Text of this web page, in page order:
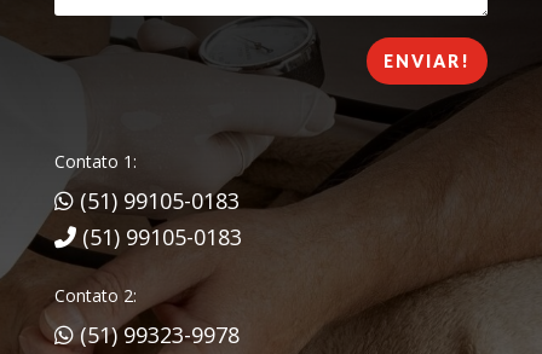
ENVIAR!
Contato 1:
(51) 99105-0183
(51) 99105-0183
Contato 2:
(51) 99323-9978